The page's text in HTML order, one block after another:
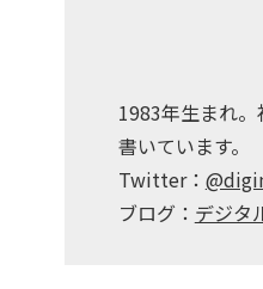
1983年生まれ
書いています。
Twitter：
ブログ： デジタ